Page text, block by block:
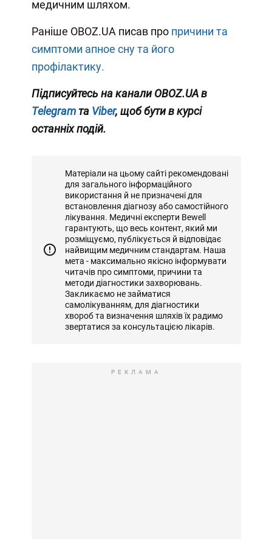
медичним шляхом.
Раніше OBOZ.UA писав про причини та
симптоми апное сну та його
профілактику.
Підписуйтесь на канали OBOZ.UA в
Telegram та Viber, щоб бути в курсі
останніх подій.
Матеріали на цьому сайті рекомендовані
для загального інформаційного
використання й не призначені для
встановлення діагнозу або самостійного
лікування. Медичні експерти Bewell
гарантують, що весь контент, який ми
розміщуємо, публікується й відповідає
найвищим медичним стандартам. Наша
мета - максимально якісно інформувати
читачів про симптоми, причини та
методи діагностики захворювань.
Закликаємо не займатися
самолікуванням, для діагностики
хвороб та визначення шляхів їх радимо
звертатися за консультацією лікарів.
РЕКЛАМА